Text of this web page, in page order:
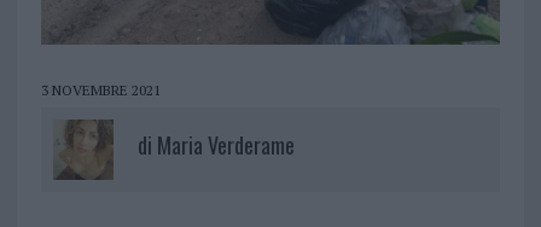
3 NOVEMBRE 2021
di Maria Verderame